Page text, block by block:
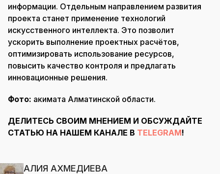
информации. Отдельным направлением развития
проекта станет применение технологий
искусственного интеллекта. Это позволит
ускорить выполнение проектных расчётов,
оптимизировать использование ресурсов,
повысить качество контроля и предлагать
инновационные решения.
Фото: акимата Алматинской области.
ДЕЛИТЕСЬ СВОИМ МНЕНИЕМ И ОБСУЖДАЙТЕ
СТАТЬЮ НА НАШЕМ КАНАЛЕ В TELEGRAM!
АЛИЯ АХМЕДИЕВА